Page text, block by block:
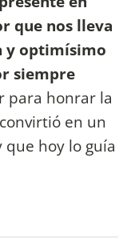
que nos lleva
y optimísimo
siempre
para honrar la
en un
que hoy lo guía